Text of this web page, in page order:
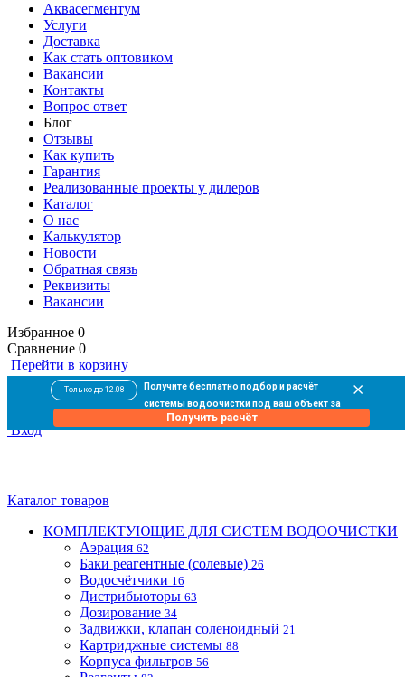
Аквасегментум
Услуги
Доставка
Как стать оптовиком
Вакансии
Контакты
Вопрос ответ
Блог
Отзывы
Как купить
Гарантия
Реализованные проекты у дилеров
Каталог
О нас
Калькулятор
Новости
Обратная связь
Реквизиты
Вакансии
Избранное 0
Сравнение 0
Перейти в корзину
0
В корзинепока пусто
Оформить заказ
Вход
Каталог товаров
КОМПЛЕКТУЮЩИЕ ДЛЯ СИСТЕМ ВОДООЧИСТКИ
Аэрация 62
Баки реагентные (солевые) 26
Водосчётчики 16
Дистрибьюторы 63
Дозирование 34
Задвижки, клапан соленоидный 21
Картриджные системы 88
Корпуса фильтров 56
Получите бесплатно подбор и расчёт
системы водоочистки под ваш объект за
10 минутПолучить расчёт
Только до 12.08